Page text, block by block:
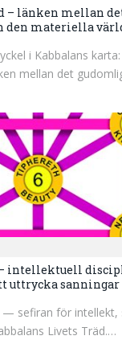
– länken mellan
den materiella
i Kabbalans
mellan det
– intellektuell
uttrycka sanningar
— sefiran för intellekt,
Livets Träd.…